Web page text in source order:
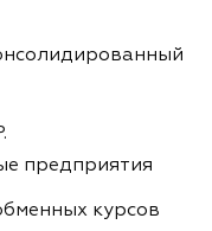
предприятия
курсов